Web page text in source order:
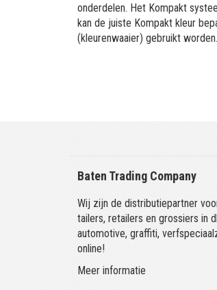
onderdelen. Het Kompakt
kan de juiste Kompakt kleur
(kleurenwaaier) gebruikt
Baten Trading Company
Wij zijn de distributiepartner
tailers, retailers en grossiers in
automotive, graffiti,
online!
Meer informatie